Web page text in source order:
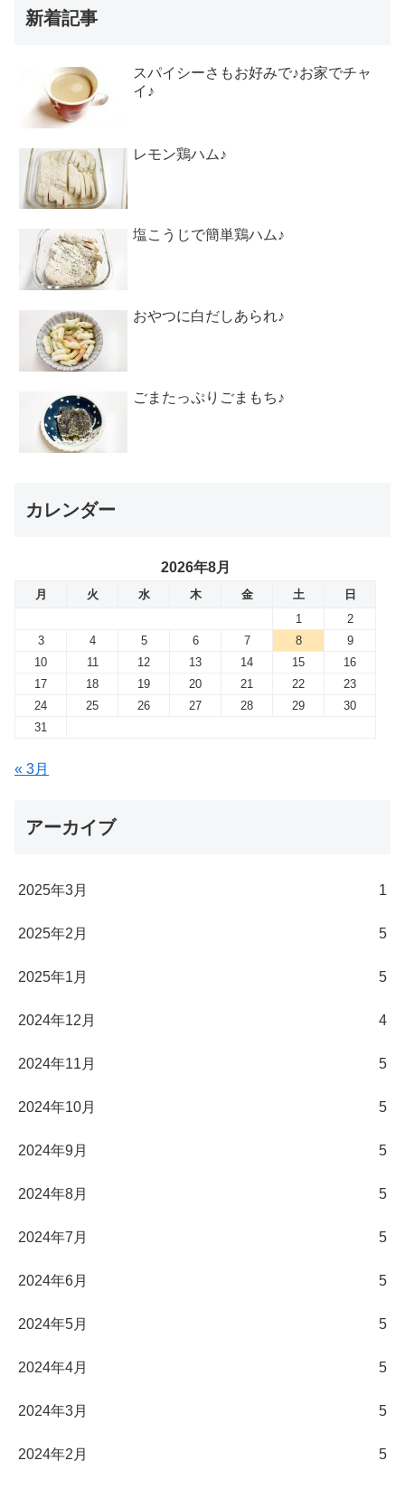
新着記事
スパイシーさもお好みで♪お家でチャ
イ♪
レモン鶏ハム♪
塩こうじで簡単鶏ハム♪
おやつに白だしあられ♪
ごまたっぷりごまもち♪
カレンダー
2026年8月
月 火 水 木 金 土
日
1
2
3
4 5 6 7 8
9
10
11 12 13 14 15
16
17
18 19 20 21 22
23
24
25 26 27 28 29
30
31
« 3月
アーカイブ
2025年3月 1
2025年2月 5
2025年1月 5
2024年12月 4
2024年11月 5
2024年10月 5
2024年9月 5
2024年8月 5
2024年7月 5
2024年6月 5
2024年5月 5
2024年4月 5
2024年3月 5
2024年2月 5